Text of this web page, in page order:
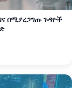
በሚያረጋግጡ ጉዳዮች